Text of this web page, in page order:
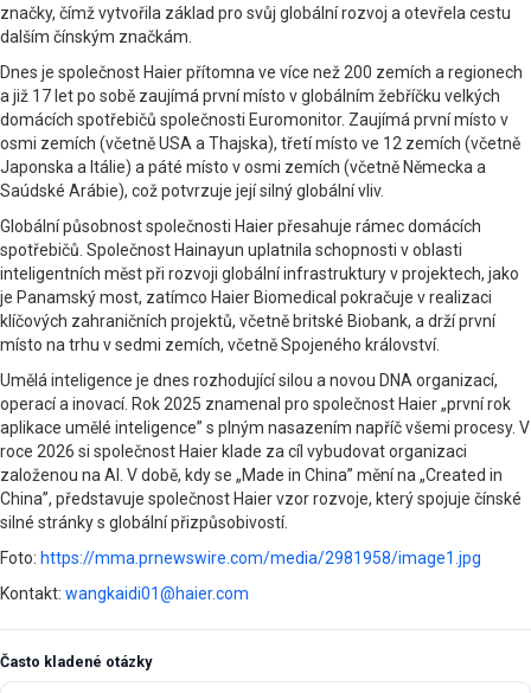
značky, čímž vytvořila základ pro svůj globální rozvoj a otevřela cestu
dalším čínským značkám.
Dnes je společnost Haier přítomna ve více než 200 zemích a regionech
a již 17 let po sobě zaujímá první místo v globálním žebříčku velkých
domácích spotřebičů společnosti Euromonitor. Zaujímá první místo v
osmi zemích (včetně USA a Thajska), třetí místo ve 12 zemích (včetně
Japonska a Itálie) a páté místo v osmi zemích (včetně Německa a
Saúdské Arábie), což potvrzuje její silný globální vliv.
Globální působnost společnosti Haier přesahuje rámec domácích
spotřebičů. Společnost Hainayun uplatnila schopnosti v oblasti
inteligentních měst při rozvoji globální infrastruktury v projektech, jako
je Panamský most, zatímco Haier Biomedical pokračuje v realizaci
klíčových zahraničních projektů, včetně britské Biobank, a drží první
místo na trhu v sedmi zemích, včetně Spojeného království.
Umělá inteligence je dnes rozhodující silou a novou DNA organizací,
operací a inovací. Rok 2025 znamenal pro společnost Haier „první rok
aplikace umělé inteligence” s plným nasazením napříč všemi procesy. V
roce 2026 si společnost Haier klade za cíl vybudovat organizaci
založenou na AI. V době, kdy se „Made in China” mění na „Created in
China”, představuje společnost Haier vzor rozvoje, který spojuje čínské
silné stránky s globální přizpůsobivostí.
Foto: https://mma.prnewswire.com/media/2981958/image1.jpg
Kontakt: wangkaidi01@haier.com
Často kladené otázky